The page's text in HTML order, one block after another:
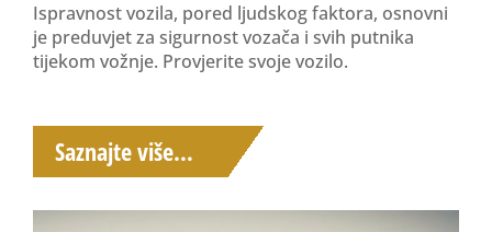
Ispravnost vozila, pored ljudskog faktora, osnovni
je preduvjet za sigurnost vozača i svih putnika
tijekom vožnje. Provjerite svoje vozilo.
Saznajte više…